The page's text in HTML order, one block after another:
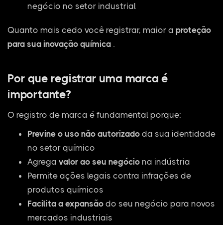
negócio no setor industrial
Quanto mais cedo você registrar, maior a proteção
para sua inovação química .
Por que registrar uma marca é
importante?
O registro de marca é fundamental porque:
Previne o uso não autorizado da sua identidade
no setor químico
Agrega valor ao seu negócio na indústria
Permite ações legais contra infrações de
produtos químicos
Facilita a expansão do seu negócio para novos
mercados industriais